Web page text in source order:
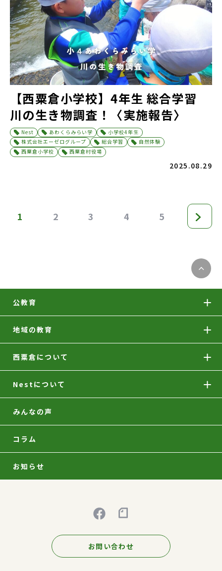
【西粟倉小学校】4年生 総合学習
川の生き物調査！〈実施報告〉
Nest あわくらみらい学
小学校4年生
株式会社エーゼログループ
総合学習
自然体験
西粟倉小学校
西粟倉村役場
2025.08.29
1 2 3 4 5
公教育
地域の教育
西粟倉について
Nestについて
みんなの声
コラム
お知らせ
お問い合わせ